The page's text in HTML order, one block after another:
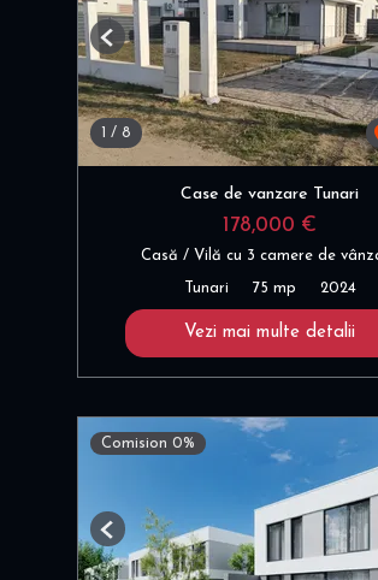
/ 8
Previous
Case de vanzare Tunari
178,000 €
Casă / Vilă cu 3 camere de
Tunari 75 mp 2024
Vezi mai multe detalii
Comision 0%
Previous